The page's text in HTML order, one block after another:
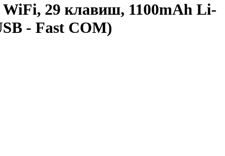
29 клавиш, 1100mAh Li-
- Fast COM)